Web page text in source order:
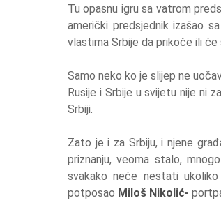
Tu opasnu igru sa vatrom
američki predsjednik izašao
vlastima Srbije da prikoče ili će
Samo neko ko je slijep ne
Rusije i Srbije u svijetu nije ni
Srbiji.
Zato je i za Srbiju, i njene
priznanju, veoma stalo,
svakako neće nestati
potposao Miloš Nikolić-